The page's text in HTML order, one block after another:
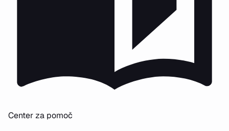
Center za pomoč